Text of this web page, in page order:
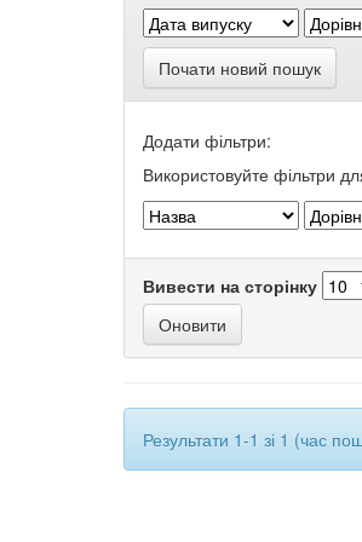
Почати новий пошук
Додати фільтри:
Використовуйте фільтри
Вивести на сторінку
Результати 1-1 зі 1 (час